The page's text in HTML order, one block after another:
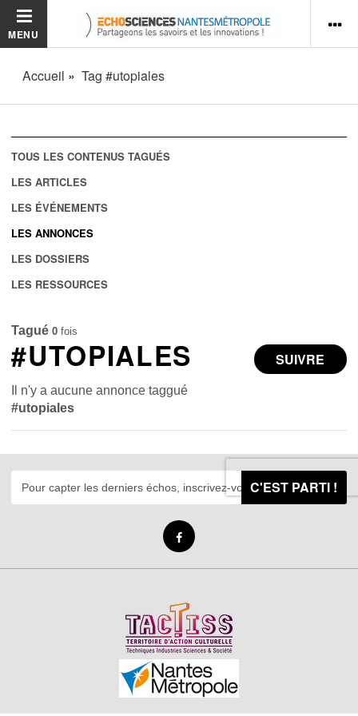
MENU
Accueil Tag #utopiales
TOUS LES CONTENUS TAGUÉS
LES ARTICLES
LES ÉVÉNEMENTS
LES ANNONCES
LES DOSSIERS
LES RESSOURCES
Tagué 0 fois
SUIVRE
#UTOPIALES
Il n'y a aucune annonce taggué
#utopiales
C'EST PARTI !